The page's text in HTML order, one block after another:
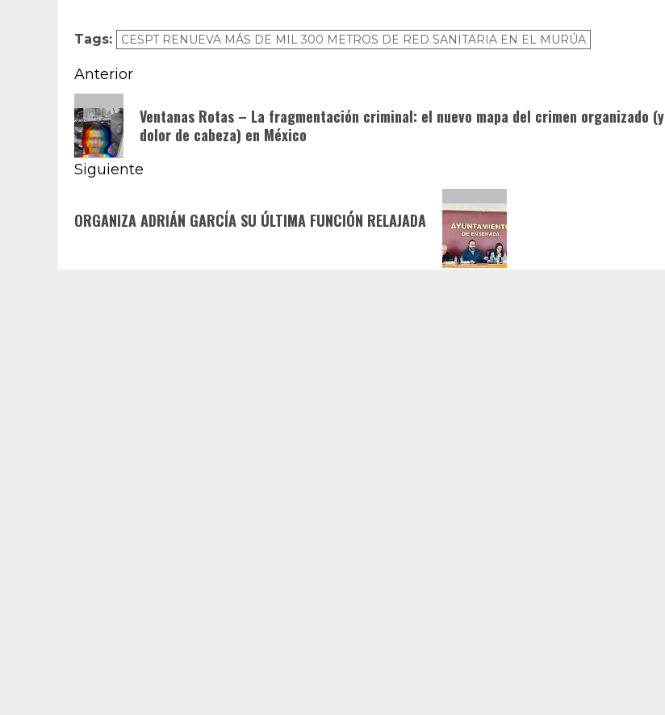
Tags: CESPT RENUEVA MÁS DE MIL 300 METROS DE RED SANITARIA EN EL MURÚA
Navegación
de
entradas
Anterior
Entrada
anterior: Ventanas Rotas – La fragmentación criminal: el nuevo mapa del crimen organizado (y
dolor de cabeza) en México
Siguiente
entrada:
ORGANIZA ADRIÁN GARCÍA SU ÚLTIMA FUNCIÓN RELAJADA